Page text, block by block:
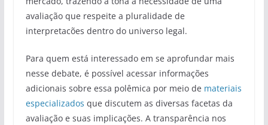
avaliação que respeite a pluralidade de
interpretacões dentro do universo legal.
Para quem está interessado em se aprofundar mais
nesse debate, é possível acessar informações
adicionais sobre essa polêmica por meio de materiais
especializados que discutem as diversas facetas da
avaliação e suas implicações. A transparência nos